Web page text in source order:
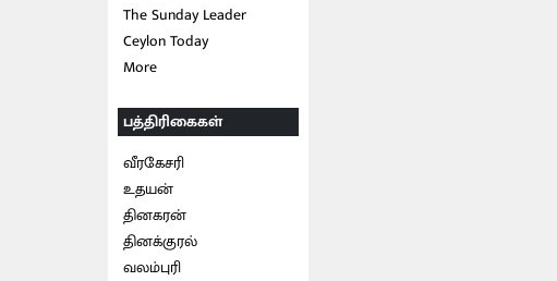
The Sunday Leader
Ceylon Today
More
பத்திரிகைகள்
வீரகேசரி
உதயன்
தினகரன்
தினக்குரல்
வலம்புரி